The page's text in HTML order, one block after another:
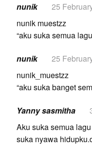
nunik 25
nunik muestzz
“aku suka semua
nunik 25
nunik_muestzz
“aku suka banget
Yanny sasmitha
Aku suka semua
suka nyawa